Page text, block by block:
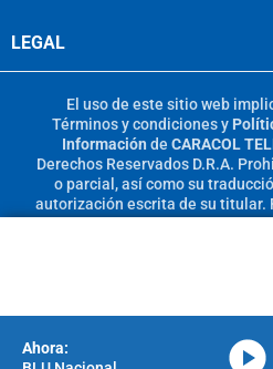
LEGAL
El uso de este sitio web
Términos y condicionesy
Información de CARACOL
Derechos Reservados D.R.A.
o parcial, así como su
autorización escrita de su titular.